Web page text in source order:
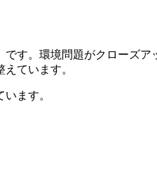
す。環境問題がクローズア
ています。
ます。